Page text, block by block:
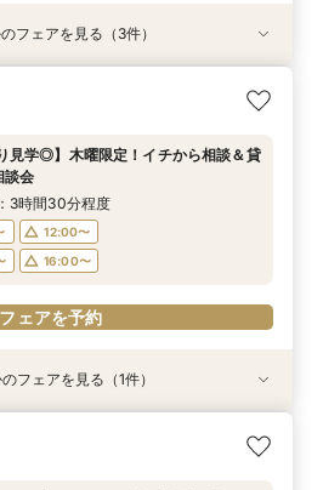
No.1】ゆったり見学*大聖堂×選べる2
フェアを予約
にも◎】知りたいことだけ体験♪
会
16:00〜
】仕事終わりに♪話題のナイトW体
相談会
17:30〜
フェアを見る（3件）
見学◎】木曜限定！イチから相談＆貸
談会
3時間30分程度
12:00〜
16:00〜
フェアを予約
No.1】ゆったり見学*大聖堂×選べる2
フェアを見る（1件）